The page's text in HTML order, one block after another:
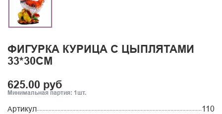
ФИГУРКА КУРИЦА С ЦЫПЛЯТАМИ
33*30СМ
625.00 руб
Минимальная партия: 1шт.
Артикул
110